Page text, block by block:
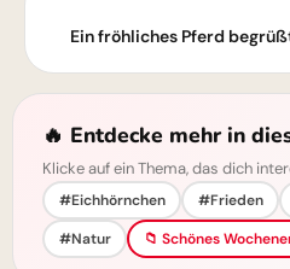
Ein fröhliches Pferd
🔥 Entdecke mehr in
Klicke auf ein Thema, das dich
#Eichhörnchen #Frieden
#Natur
📁 Schönes